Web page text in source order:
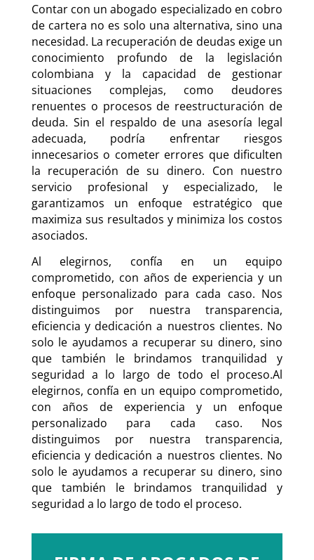
Contar con un abogado especializado en cobro
de cartera no es solo una alternativa, sino una
necesidad. La recuperación de deudas exige un
conocimiento profundo de la legislación
colombiana y la capacidad de gestionar
situaciones complejas, como deudores
renuentes o procesos de reestructuración de
deuda. Sin el respaldo de una asesoría legal
adecuada, podría enfrentar riesgos
innecesarios o cometer errores que dificulten
la recuperación de su dinero. Con nuestro
servicio profesional y especializado, le
garantizamos un enfoque estratégico que
maximiza sus resultados y minimiza los costos
asociados.
Al elegirnos, confía en un equipo
comprometido, con años de experiencia y un
enfoque personalizado para cada caso. Nos
distinguimos por nuestra transparencia,
eficiencia y dedicación a nuestros clientes. No
solo le ayudamos a recuperar su dinero, sino
que también le brindamos tranquilidad y
seguridad a lo largo de todo el proceso.Al
elegirnos, confía en un equipo comprometido,
con años de experiencia y un enfoque
personalizado para cada caso. Nos
distinguimos por nuestra transparencia,
eficiencia y dedicación a nuestros clientes. No
solo le ayudamos a recuperar su dinero, sino
que también le brindamos tranquilidad y
seguridad a lo largo de todo el proceso.